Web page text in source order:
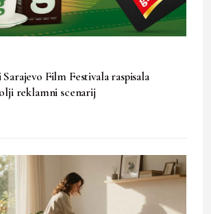
Film Festivala raspisala
reklamni scenarij